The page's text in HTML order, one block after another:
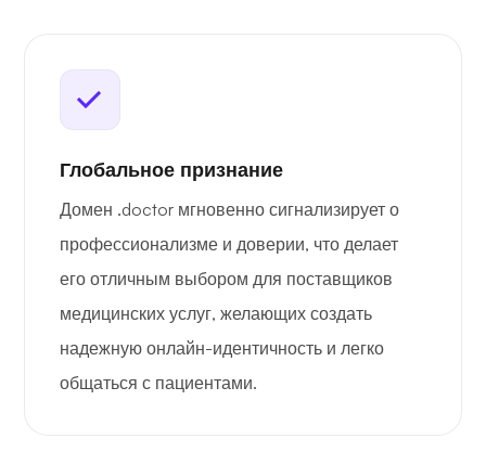
Глобальное признание
Домен .doctor мгновенно сигнализирует о
профессионализме и доверии, что делает
его отличным выбором для поставщиков
медицинских услуг, желающих создать
надежную онлайн-идентичность и легко
общаться с пациентами.